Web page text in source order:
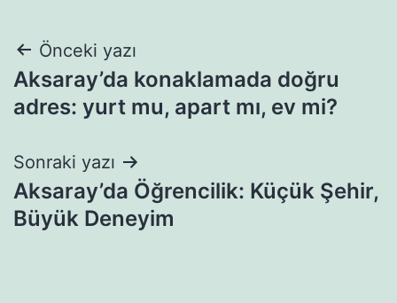
Yazı
gezinmesi
Önceki yazı
Aksaray’da konaklamada doğru
adres: yurt mu, apart mı, ev mi?
Sonraki yazı
Aksaray’da Öğrencilik: Küçük Şehir,
Büyük Deneyim